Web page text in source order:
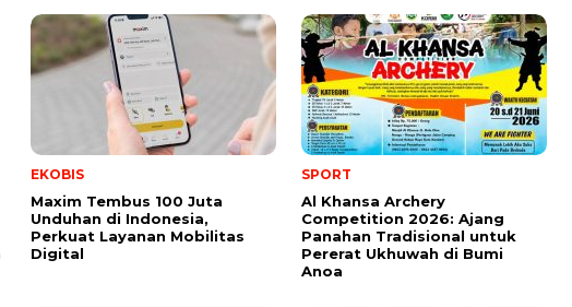
EKOBIS
Maxim Tembus 100 Juta
Unduhan di Indonesia,
Perkuat Layanan Mobilitas
Digital
SPORT
Al Khansa Archery
Competition 2026: Ajang
Panahan Tradisional untuk
Pererat Ukhuwah di Bumi
Anoa